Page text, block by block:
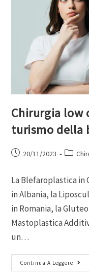
Chirurgia low
turismo della
20/11/2023
La Blefaroplastica
in Albania, la
in Romania, la
Mastoplastica
un…
Continua A Leggere